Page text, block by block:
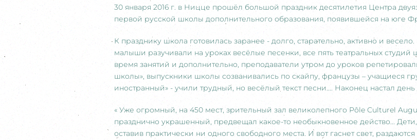
30 января 2016 г. в Ницце прошёл большой праздник десятилетия Центра
первой русской школы дополнительного образования, появившейся на юге
К празднику школа готовилась заранее - долго, старательно, активно и
малыши разучивали на уроках весёлые песенки, все пять театральных
время занятий и дополнительно, преподаватели утром до уроков
школы», выпускники школы созванивались по скайпу, французы – учащиеся
иностранный» - учили трудный, но весёлый текст песни.... Наконец настал
« Уже огромный, на 450 мест, зрительный зал великолепного Pôle Culturel
празднично украшенный, предвещал какое-то необыкновенное действо...
оставив практически ни одного свободного места. И вот гаснет свет,